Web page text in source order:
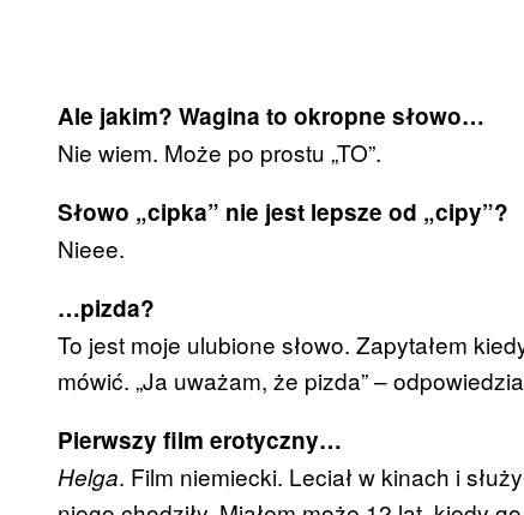
Ale jakim? Wagina to okropne słowo…
Nie wiem. Może po prostu „TO”.
Słowo „cipka” nie jest lepsze od „cipy”?
Nieee.
…pizda?
To jest moje ulubione słowo. Zapytałem
mówić. „Ja uważam, że pizda” –
Pierwszy film erotyczny…
Helga. Film niemiecki. Leciał w kinach i